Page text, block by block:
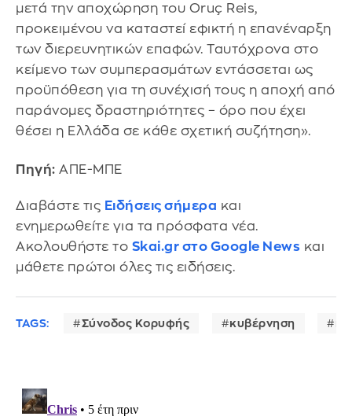
μετά την αποχώρηση του Oruç Reis,
προκειμένου να καταστεί εφικτή η επανέναρξη
των διερευνητικών επαφών. Ταυτόχρονα στο
κείμενο των συμπερασμάτων εντάσσεται ως
προϋπόθεση για τη συνέχισή τους η αποχή από
παράνομες δραστηριότητες – όρο που έχει
θέσει η Ελλάδα σε κάθε σχετική συζήτηση».
Πηγή: ΑΠΕ-ΜΠΕ
Διαβάστε τις Ειδήσεις σήμερα και
ενημερωθείτε για τα πρόσφατα νέα.
Ακολουθήστε το Skai.gr στο Google News και
μάθετε πρώτοι όλες τις ειδήσεις.
TAGS: Σύνοδος Κορυφής κυβέρνηση